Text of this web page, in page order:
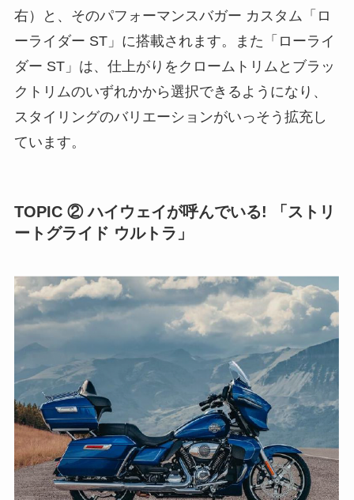
右）と、そのパフォーマンスバガー カスタム「ロ
ーライダー ST」に搭載されます。また「ローライ
ダー ST」は、仕上がりをクロームトリムとブラッ
クトリムのいずれかから選択できるようになり、
スタイリングのバリエーションがいっそう拡充し
ています。
TOPIC ② ハイウェイが呼んでいる! 「ストリ
ートグライド ウルトラ」